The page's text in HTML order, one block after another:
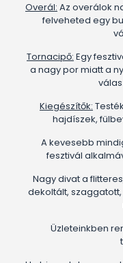
Overál: Az overálok
felveheted egy
Tornacipő: Egy
a nagy por miatt a
Kiegészítők:
hajdíszek,
A kevesebb
fesztivál
Nagy divat a
dekoltált,
Üzleteinkben